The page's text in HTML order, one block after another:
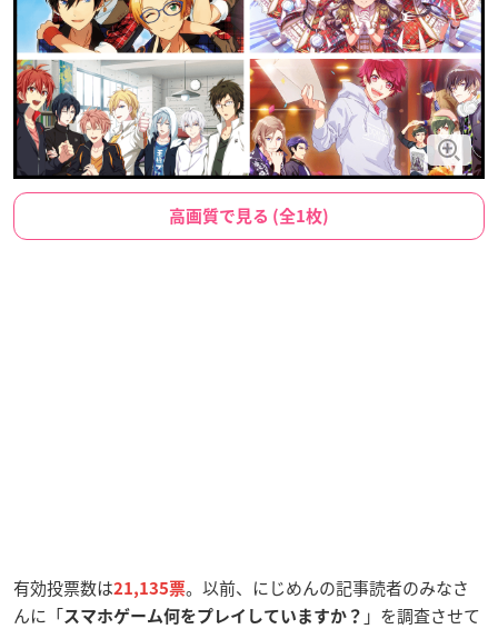
高画質で見る (全1枚)
有効投票数は21,135票。以前、にじめんの記事読者のみなさ
んに「スマホゲーム何をプレイしていますか？ 」を調査させて